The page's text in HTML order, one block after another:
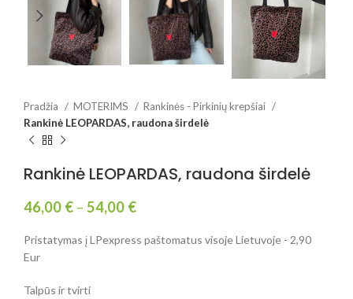
Pradžia MOTERIMS
Rankinės - Pirkinių krepšiai
Rankinė LEOPARDAS, raudona širdelė
Rankinė LEOPARDAS, raudona širdelė
46,00 € – 54,00 €
Pristatymas į LPexpress paštomatus visoje Lietuvoje - 2,90
Eur
Talpūs ir tvirti